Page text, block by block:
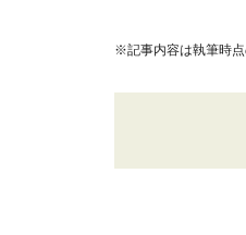
※記事内容は執筆時